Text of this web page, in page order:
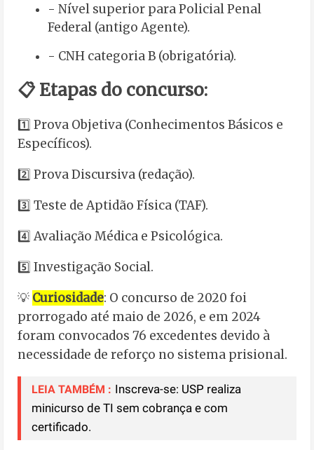
- Nível superior para Policial Penal
Federal (antigo Agente).
- CNH categoria B (obrigatória).
📋 Etapas do concurso:
1️⃣ Prova Objetiva (Conhecimentos Básicos e
Específicos).
2️⃣ Prova Discursiva (redação).
3️⃣ Teste de Aptidão Física (TAF).
4️⃣ Avaliação Médica e Psicológica.
5️⃣ Investigação Social.
💡 Curiosidade: O concurso de 2020 foi
prorrogado até maio de 2026, e em 2024
foram convocados 76 excedentes devido à
necessidade de reforço no sistema prisional.
LEIA TAMBÉM : Inscreva-se: USP realiza
minicurso de TI sem cobrança e com
certificado.